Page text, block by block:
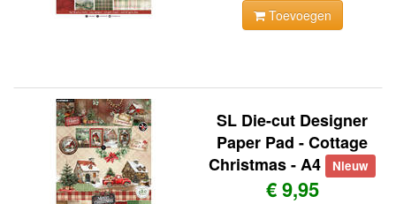
Toevoegen
SL Die-cut Designer
Paper Pad - Cottage
Christmas - A4
Nieuw
€ 9,95